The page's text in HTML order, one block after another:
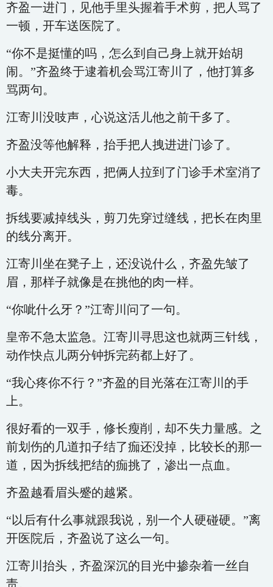
齐盈一进门，见他手里头握着手术剪，把人骂了
一顿，开车送医院了。
“你不是挺懂的吗，怎么到自己身上就开始胡
闹。”齐盈终于逮着机会骂江寄川了，他打算多
骂两句。
江寄川没吱声，心说这活儿他之前干多了。
齐盈没等他解释，抬手把人拽进进门诊了。
小大夫开完东西，把俩人拉到了门诊手术室消了
毒。
拆线要减掉线头，剪刀先穿过缝线，把长在肉里
的线分离开。
江寄川坐在凳子上，还没说什么，齐盈先皱了
眉，那样子就像是在挑他的肉一样。
“你呲什么牙？”江寄川问了一句。
皇帝不急太监急。江寄川寻思这也就两三针线，
动作快点儿两分钟拆完药都上好了。
“我心疼你不行？”齐盈的目光落在江寄川的手
上。
很好看的一双手，修长瘦削，却不失力量感。之
前划伤的几道扣子结了痂还没掉，比较长的那一
道，因为拆线把结的痂挑了，渗出一点血。
齐盈越看眉头蹙的越紧。
“以后有什么事就跟我说，别一个人硬碰硬。”离
开医院后，齐盈说了这么一句。
江寄川抬头，齐盈深沉的目光中掺杂着一丝自
责。